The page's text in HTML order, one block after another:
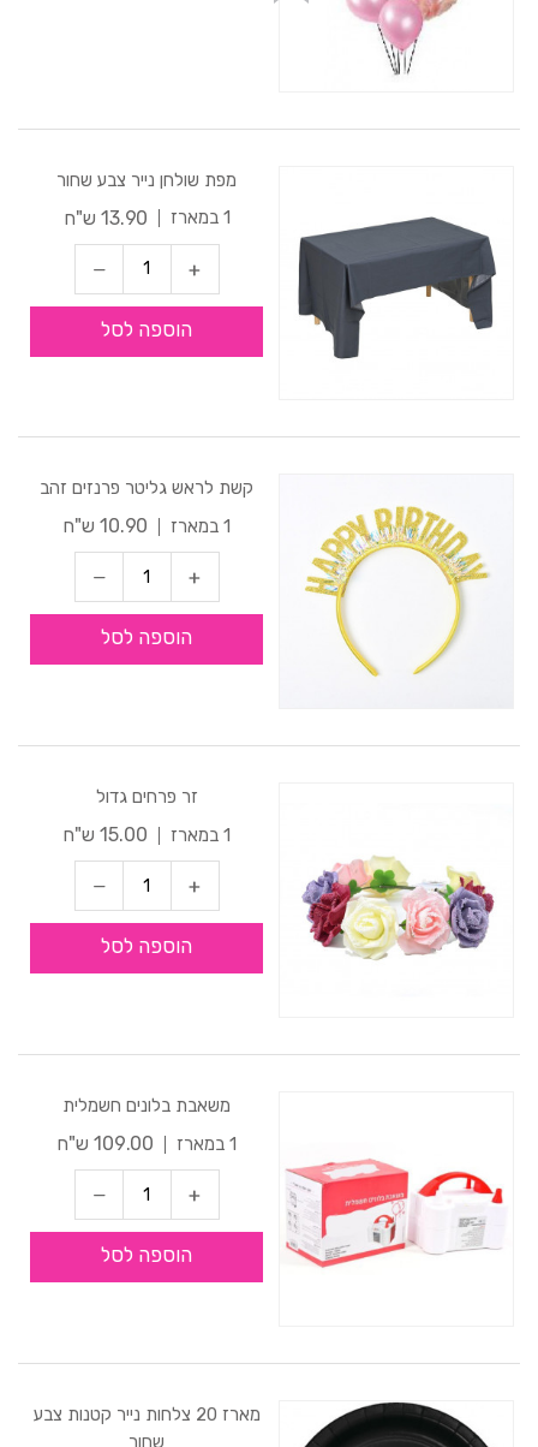
מפת שולחן נייר צבע שחור
1 במארז
13.90 ש"ח
הוספה לסל
קשת לראש גליטר פרנזים זהב
1 במארז
10.90 ש"ח
הוספה לסל
זר פרחים גדול
1 במארז
15.00 ש"ח
הוספה לסל
משאבת בלונים חשמלית
1 במארז
109.00 ש"ח
הוספה לסל
מארז 20 צלחות נייר קטנות צבע
שחור